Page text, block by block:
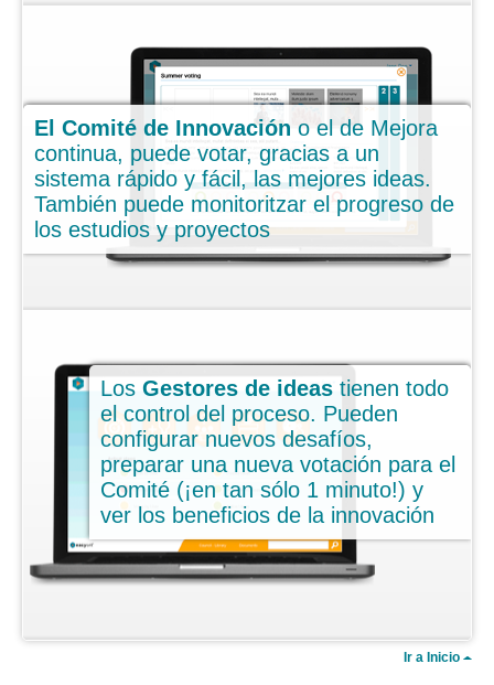
Servicios de consulting + herramientas
Desarrollo de proveedores
Innovación en Automoción
¿Qué eseasycrit?
Ideas Enfocadas
Mejora o Innovación
3 tipos de usuarios
Características clave
Casos deéxito
Precios
>
El Comité de Innovación o el de Mejora
continua, puede votar, gracias a un
sistema rápido y fácil, las mejores ideas.
También puede monitoritzar el progreso de
los estudios y proyectos
Los Gestores de ideas tienen todo
el control del proceso. Pueden
configurar nuevos desafíos,
preparar una nueva votación para el
Comité (¡en tan sólo 1 minuto!) y
ver los beneficios de la innovación
Ir a Inicio